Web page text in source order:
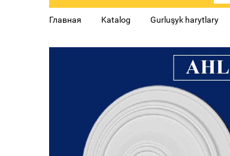
Главная Katalog Gurluşyk harytlary